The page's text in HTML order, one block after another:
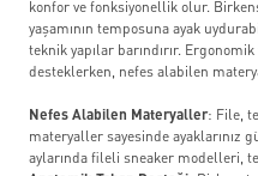
konfor ve fonksiyonellik olur.
yaşamının temposuna ayak
teknik yapılar barındırır.
desteklerken, nefes alabilen
Nefes Alabilen Materyaller: File,
materyaller sayesinde ayaklarınız
aylarında fileli sneaker modelleri,